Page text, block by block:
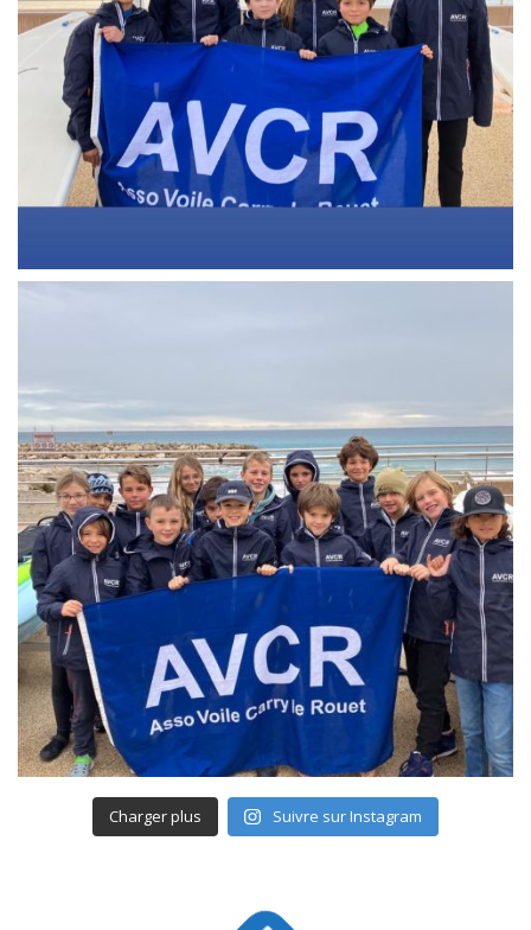
Charger plus Suivre sur Instagram